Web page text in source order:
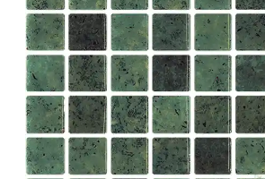
PEDRA HIJAU
AZULEJO HIJAU
PASTILHAS HIJAU
PEDRA HITAM